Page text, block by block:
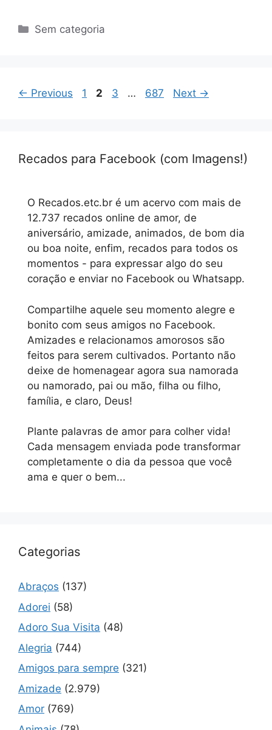
Categorias
Sem categoria
← Previous Page
1 Page
2 Page
3 … Page
687 Next →
Recados para Facebook (com Imagens!)
O Recados.etc.br é um acervo com mais de
12.737 recados online de amor, de
aniversário, amizade, animados, de bom dia
ou boa noite, enfim, recados para todos os
momentos - para expressar algo do seu
coração e enviar no Facebook ou Whatsapp.
Compartilhe aquele seu momento alegre e
bonito com seus amigos no Facebook.
Amizades e relacionamos amorosos são
feitos para serem cultivados. Portanto não
deixe de homenagear agora sua namorada
ou namorado, pai ou mão, filha ou filho,
família, e claro, Deus!
Plante palavras de amor para colher vida!
Cada mensagem enviada pode transformar
completamente o dia da pessoa que você
ama e quer o bem...
Categorias
Abraços (137)
Adorei (58)
Adoro Sua Visita (48)
Alegria (744)
Amigos para sempre (321)
Amizade (2.979)
Amor (769)